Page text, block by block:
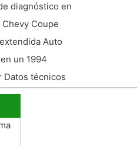
diagnóstico en
Coupe
Auto
un 1994
Datos técnicos